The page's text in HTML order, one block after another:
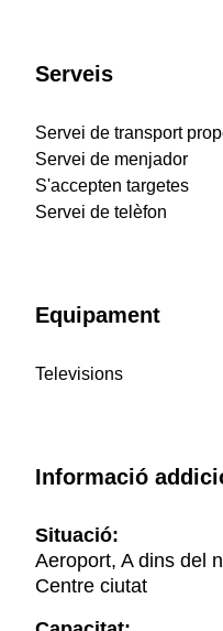
Serveis
Servei de transport
Servei de menjador
S'accepten targetes
Servei de telèfon
Equipament
Televisions
Informació
Situació:
Aeroport, A dins del
Centre ciutat